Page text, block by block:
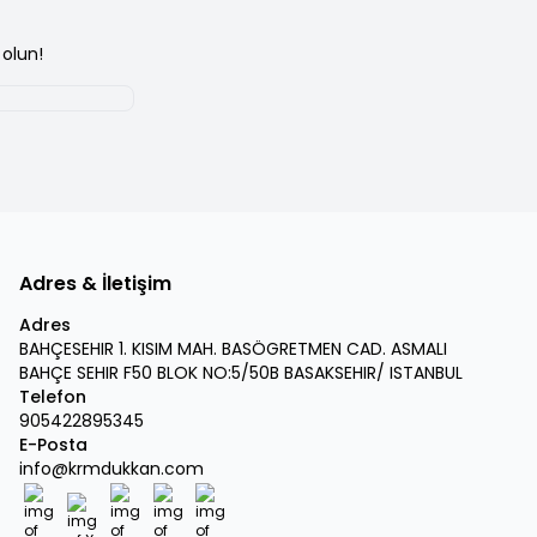
Adres & İletişim
Adres
BAHÇESEHIR 1. KISIM MAH. BASÖGRETMEN CAD. ASMALI
BAHÇE SEHIR F50 BLOK NO:5/50B BASAKSEHIR/ ISTANBUL
Telefon
905422895345
E-Posta
info@krmdukkan.com
Facebook
X İnstagram
Youtube